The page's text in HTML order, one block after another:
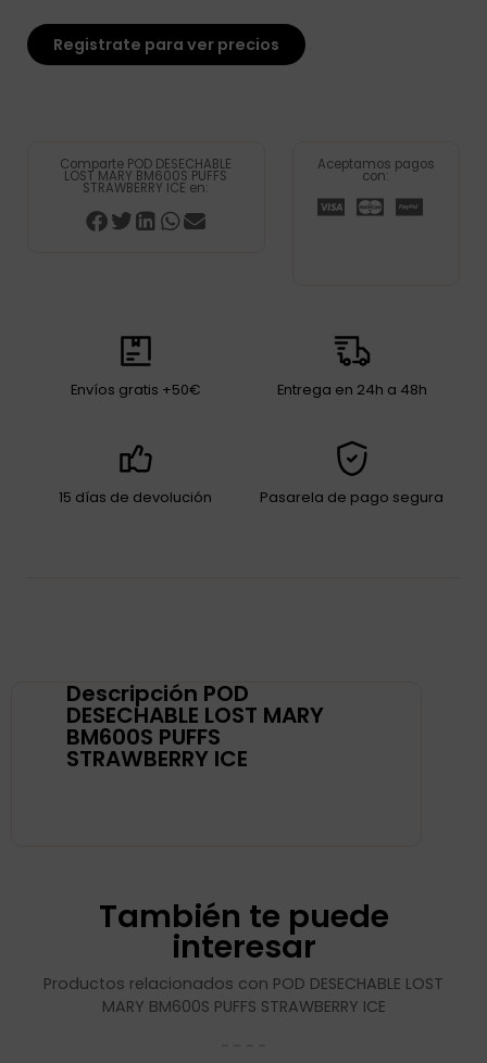
Registrate para ver precios
Comparte POD DESECHABLE
LOST MARY BM600S PUFFS
STRAWBERRY ICE en:
Aceptamos pagos
con:
Envíos gratis +50€ Entrega en 24h a 48h
15 días de devolución Pasarela de pago segura
Descripción POD
DESECHABLE LOST MARY
BM600S PUFFS
STRAWBERRY ICE
También te puede
interesar
Productos relacionados con POD DESECHABLE LOST
MARY BM600S PUFFS STRAWBERRY ICE